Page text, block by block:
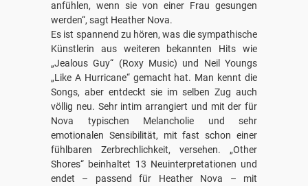
anfühlen, wenn sie von einer Frau gesungen
werden“, sagt Heather Nova.
Es ist spannend zu hören, was die sympathische
Künstlerin aus weiteren bekannten Hits wie
„Jealous Guy“ (Roxy Music) und Neil Youngs
„Like A Hurricane“ gemacht hat. Man kennt die
Songs, aber entdeckt sie im selben Zug auch
völlig neu. Sehr intim arrangiert und mit der für
Nova typischen Melancholie und sehr
emotionalen Sensibilität, mit fast schon einer
fühlbaren Zerbrechlichkeit, versehen. „Other
Shores“ beinhaltet 13 Neuinterpretationen und
endet – passend für Heather Nova – mit